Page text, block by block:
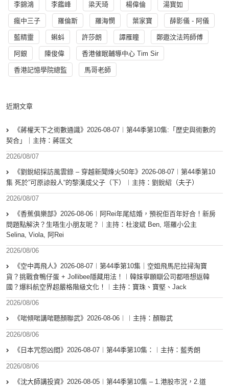
李錦鴻 李鑑峰 梁天琦 楊偉倫 湯寳如
瘋中三子 羅倫斯 羅海憫 葉家寶 薛影儀 - 阿儀
藍精靈 蝌蚪 許莎朗 譚雁瞳 鄭遨汶法筠師傅
阿銀 陳俊偉 香港催眠輔導中心 Tim Sir
香港記憶學院總監 馬哥老師
近期文章
《蔣權天下之術數通識》2026-08-07︱第44季第10集:「歴史與術數的
契合」｜主持：蔣匡文
2026/08/07
《劉銳紹採訪風雲錄 – 穿越新聞烽火50年》2026-08-07︱第44季第10
集 死於”可原諒殺人“的黎漢成父子（下）︱主持：劉銳紹（夫子）
2026/08/07
《香蕉俱樂部》2026-08-06︱阿Rei年尾結婚，預祝佢百年好合！新房
問題點解決？生唔生小朋友呢？︱主持：杜浚斌 Ben, 塔羅小公主
Selina, Viola, 阿Rei
2026/08/06
《空中再飛人》2026-08-07︱第44季第10集｜空姐飛馬尼拉掃淘寶
貨？挑戰食鴨仔蛋 + Jollibee隱藏用法！︱韓妹寧願瞓公司都唔想返韓
國？爆料航空界超嚴格階級文化！︱主持：寶珠、寶堅、Jack
2026/08/06
《啱傾啱講啱聽顏聯武》2026-08-06︱︱主持：顏聯武
2026/08/06
《日本咒怨凶間》2026-08-07︱第44季第10集：︱主持：藍秀朗
2026/08/06
《沈大師講投資》2026-08-05︱第44季第10集 – 1.港股市況，2.道